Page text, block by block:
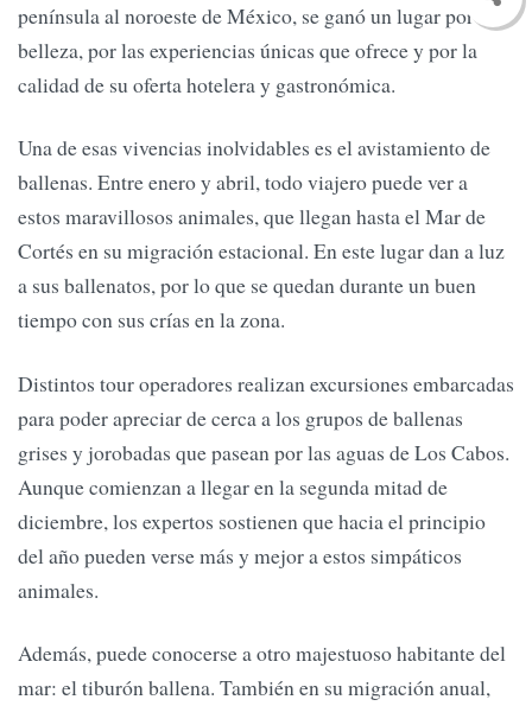
península al noroeste de México, se ganó un lugar por su
belleza, por las experiencias únicas que ofrece y por la
calidad de su oferta hotelera y gastronómica.
Una de esas vivencias inolvidables es el avistamiento de
ballenas. Entre enero y abril, todo viajero puede ver a
estos maravillosos animales, que llegan hasta el Mar de
Cortés en su migración estacional. En este lugar dan a luz
a sus ballenatos, por lo que se quedan durante un buen
tiempo con sus crías en la zona.
Distintos tour operadores realizan excursiones embarcadas
para poder apreciar de cerca a los grupos de ballenas
grises y jorobadas que pasean por las aguas de Los Cabos.
Aunque comienzan a llegar en la segunda mitad de
diciembre, los expertos sostienen que hacia el principio
del año pueden verse más y mejor a estos simpáticos
animales.
Además, puede conocerse a otro majestuoso habitante del
mar: el tiburón ballena. También en su migración anual,